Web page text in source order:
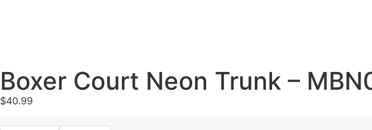
Boxer Court Neon Trunk –
$40.99